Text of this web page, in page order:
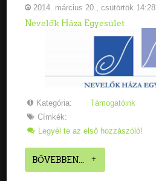
2014. március 20., csütörtök 14:28
Nevelők Háza Egyesület
Kategória:
Támogatóink
Címkék:
Legyél te az első hozzászóló!
BŐVEBBEN...